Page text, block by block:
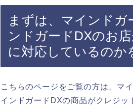
まずは、マインドガ
ンドガードDXのお
に対応しているのか
こちらのページをご覧の方は、マ
インドガードDXの商品がクレジッ